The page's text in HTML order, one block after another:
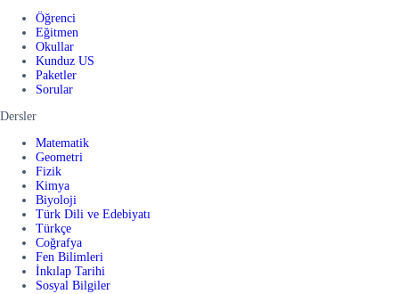
Öğrenci
Eğitmen
Okullar
Kunduz US
Paketler
Sorular
Dersler
Matematik
Geometri
Fizik
Kimya
Biyoloji
Türk Dili ve Edebiyatı
Türkçe
Coğrafya
Fen Bilimleri
İnkılap Tarihi
Sosyal Bilgiler